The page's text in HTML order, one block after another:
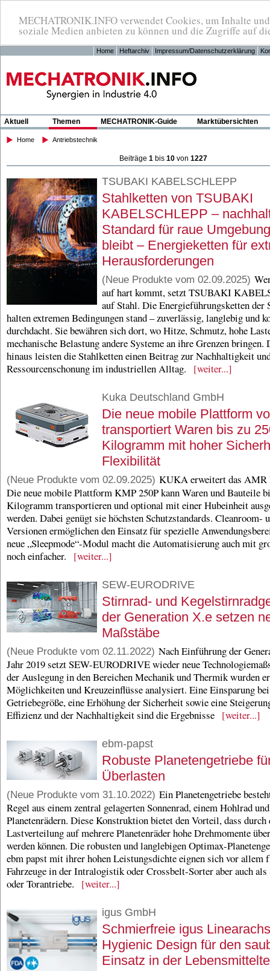
MECHATRONIK.INFO verwendet Cookies, um Inhalte
soziale Medien anbieten zu können und die Zugriffe auf
Home Heftarchiv Impressum/Datenschutzerklärung
Aktuell Themen MECHATRONIK-Guide Marktübersichten
Home Antriebstechnik
Beiträge 1bis 10von 1227
TSUBAKI KABELSCHLEPP
Stahlketten von TSUBAKI
KABELSCHLEPP –
Standard für raue
bleibt – Energieketten für
Herausforderungen
(Neue Produkte vom 02.09.2025)
auf hart kommt, setzt TSUBAKI
auf Stahl. Die Energieführungsketten der
halten extremen Bedingungen stand – zuverlässig, langlebig und
durchdacht. Sie bewähren sich dort, wo Hitze, Schmutz, hohe
mechanische Belastung andere Systeme an ihre Grenzen bringen.
hinaus leisten die Stahlketten einen Beitrag zur Nachhaltigkeit
Ressourcenschonung im industriellen Alltag. [weiter...]
Kuka Deutschland GmbH
Die neue mobile Plattform
transportiert Waren bis zu
Kilogramm mit hoher
Flexibilität
(Neue Produkte vom 02.09.2025) KUKA erweitert das
Die neue mobile Plattform KMP 250P kann Waren und Bauteile
Kilogramm transportieren und optional mit einer Hubeinheit
werden. Dabei genügt sie höchsten Schutzstandards. Cleanroom-
Versionen ermöglichen den Einsatz für spezielle
neue „Sleepmode“-Modul macht die Automatisierung auch mit
noch einfacher. [weiter...]
SEW-EURODRIVE
Stirnrad- und
der Generation X.e setzen
Maßstäbe
(Neue Produkte vom 02.11.2022) Nach Einführung der
Jahr 2019 setzt SEW-EURODRIVE wieder neue
der Auslegung in den Bereichen Mechanik und Thermik wurden
Möglichkeiten und Kreuzeinflüsse analysiert. Eine Einsparung
Getriebegröße, eine Erhöhung der Sicherheit sowie eine
Effizienz und der Nachhaltigkeit sind die Ergebnisse [weiter...]
ebm-papst
Robuste Planetengetriebe
Überlasten
(Neue Produkte vom 31.10.2022) Ein Planetengetriebe
Regel aus einem zentral gelagerten Sonnenrad, einem Hohlrad
Planetenrädern. Diese Konstruktion bietet den Vorteil, dass durch
Lastverteilung auf mehrere Planetenräder hohe Drehmomente
werden können. Die robusten und langlebigen Optimax-
ebm papst mit ihrer hohen Leistungsdichte eignen sich vor allem
Fahrzeuge in der Intralogistik oder Crossbelt-Sorter aber auch als
oder Torantriebe. [weiter...]
igus GmbH
Schmierfreie igus
Hygienic Design für den
Einsatz in der